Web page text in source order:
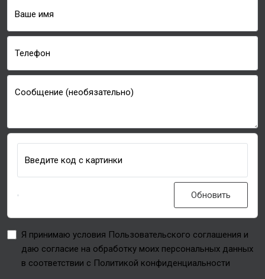
Ваше имя
Телефон
Сообщение (необязательно)
Введите код с картинки
Обновить
Я принимаю условия Пользовательского соглашения и
даю согласие на обработку моих персональных данных
в соответствии с Политикой конфиденциальности